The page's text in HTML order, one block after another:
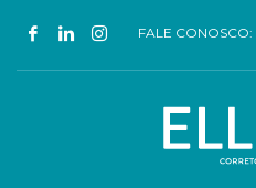
FALE CONOSCO: